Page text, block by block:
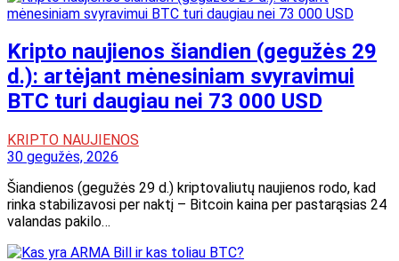
Kripto naujienos šiandien (gegužės 29
d.): artėjant mėnesiniam svyravimui
BTC turi daugiau nei 73 000 USD
KRIPTO NAUJIENOS
30 gegužės, 2026
Šiandienos (gegužės 29 d.) kriptovaliutų naujienos rodo, kad
rinka stabilizavosi per naktį – Bitcoin kaina per pastarąsias 24
valandas pakilo…